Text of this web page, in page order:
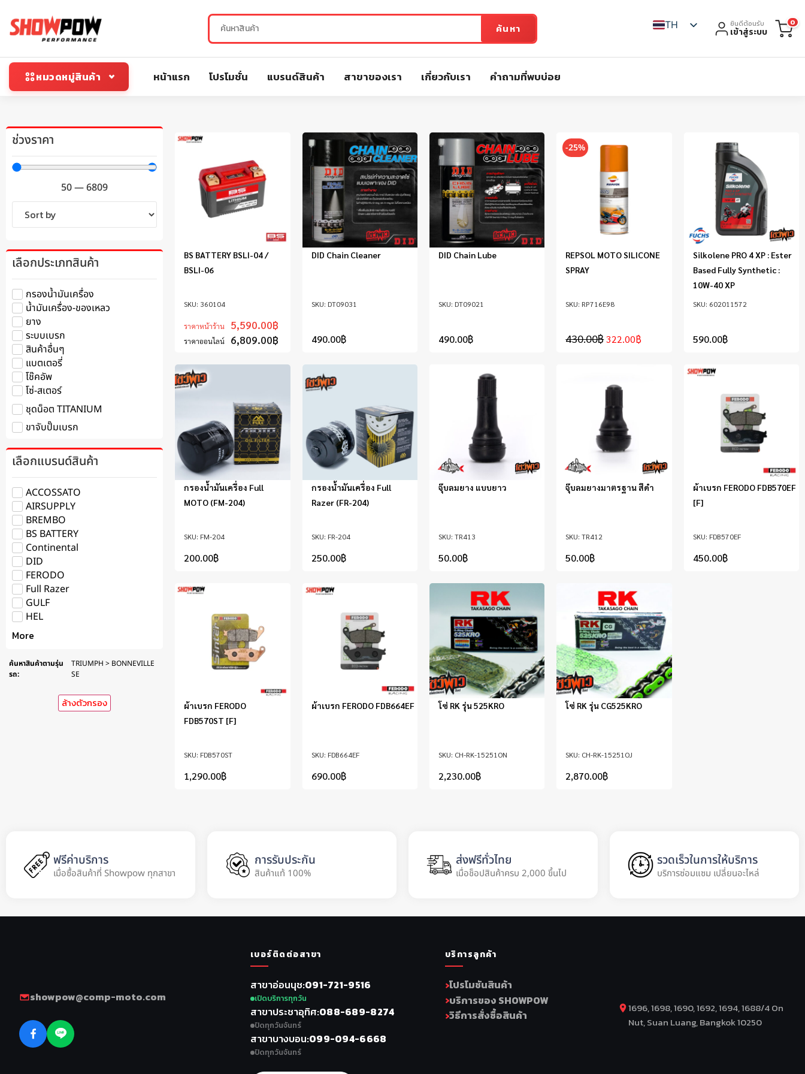
ค้นหา TH ยินดีต้อนรับ
เข้าสู่ระบบ
0
หมวดหมู่สินค้า หน้าแรก โปรโมชั่น แบรนด์สินค้า สาขาของเรา เกี่ยวกับเรา คำถามที่พบบ่อย
ช่วงราคา
50—6809
เลือกประเภทสินค้า
กรองน้ำมันเครื่อง
น้ำมันเครื่อง-ของเหลว
ยาง
ระบบเบรก
สินค้าอื่นๆ
แบตเตอรี่
โช๊คอัพ
โซ่-สเตอร์
ชุดน็อต TITANIUM
ขาจับปั๊มเบรก
เลือกแบรนด์สินค้า
ACCOSSATO
AIRSUPPLY
BREMBO
BS BATTERY
Continental
DID
FERODO
Full Razer
GULF
HEL
More
ค้นหาสินค้าตามรุ่น
รถ:
TRIUMPH > BONNEVILLE
SE
ล้างตัวกรอง
360104
BS BATTERY BSLI-04 /
BSLI-06
ราคาหน้าร้าน 5,590.00฿
ราคาออนไลน์ 6,809.00฿
DT09031
DID Chain Cleaner
490.00฿
DT09021
DID Chain Lube
490.00฿
-25%
RP716E98
REPSOL MOTO SILICONE
SPRAY
430.00฿322.00฿
602011572
Silkolene PRO 4 XP : Ester
Based Fully Synthetic :
10W-40 XP
590.00฿
FM-204
กรองน้ำมันเครื่อง Full
MOTO (FM-204)
200.00฿
FR-204
กรองน้ำมันเครื่อง Full
Razer (FR-204)
250.00฿
TR413
จุ๊บลมยาง แบบยาว
50.00฿
TR412
จุ๊บลมยางมาตรฐาน สีดำ
50.00฿
FDB570EF
ผ้าเบรก FERODO FDB570EF
[F]
450.00฿
FDB570ST
ผ้าเบรก FERODO
FDB570ST [F]
1,290.00฿
FDB664EF
ผ้าเบรก FERODO FDB664EF
690.00฿
CH-RK-15251ON
โซ่ RK รุ่น 525KRO
2,230.00฿
CH-RK-15251OJ
โซ่ RK รุ่น CG525KRO
2,870.00฿
ฟรีค่าบริการ
เมื่อซื้อสินค้าที่ Showpow ทุกสาขา
การรับประกัน
สินค้าแท้ 100%
ส่งฟรีทั่วไทย
เมื่อช็อปสินค้าครบ 2,000 ขึ้นไป
รวดเร็วในการให้บริการ
บริการซ่อมแซม เปลี่ยนอะไหล่
showpow@comp-moto.com
เบอร์ติดต่อสาขา
สาขาอ่อนนุช 091-721-9516
เปิดบริการทุกวัน
สาขาประชาอุทิศ 088-689-8274
ปิดทุกวันจันทร์
สาขาบางบอน 099-094-6668
ปิดทุกวันจันทร์
บริการลูกค้า
โปรโมชันสินค้า
บริการของ SHOWPOW
วิธีการสั่งซื้อสินค้า
1696, 1698, 1690, 1692, 1694, 1688/4 On
Nut, Suan Luang, Bangkok 10250